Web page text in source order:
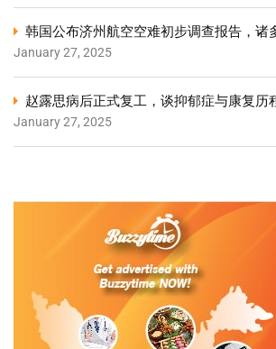
韩国公布济州航空空难初步调查报告，诸
January 27, 2025
赵露思病后正式复工，谈抑郁症与康复历
January 27, 2025